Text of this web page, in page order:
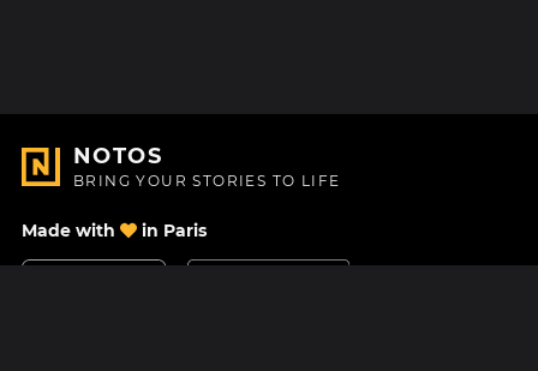
NOTOS
BRING YOUR STORIES TO LIFE
Made with in Paris